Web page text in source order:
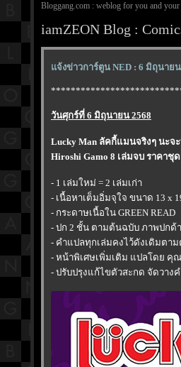
Bloggang.com : weblog for you and your
iamZEON Blog :
จ้งข่าวการ์ตูน NED : 6 มิถุนายน
วันศุกร์ที่ 6 มิถุนายน 2568
Lucky Man ลัคกี้แมนจริงๆ นะจะ
Hiroshi Gamo 8 เล่มจบ ราคาชุด
- 1 เล่มใหม่ = 2 เล่มเก่า
- เนื้อหาเต็มอิ่มจุใจ ขนาด 13 x
- กระดาษเนื้อใน GREEN READ
- ปก 2 ชั้น ตามต้นฉบับ ภาพปก
- คำแปลทุกเล่มคงไว้ดังเดิมตา
- หน้าพิเศษเพิ่มเติม แปลโดย คุ
- ปรับปรุงแก้ไขตัวสะกด จัดวาง